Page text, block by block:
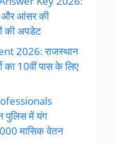
और आंसर की
की अपडेट
2026: राजस्थान
का 10वीं पास के लिए
पुलिस में यंग
मासिक वेतन